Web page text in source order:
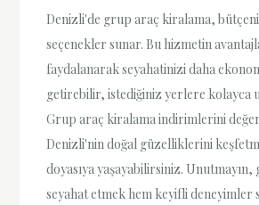
Denizli'de grup araç kiralama,
seçenekler sunar. Bu hizmetin
faydalanarak seyahatinizi daha
getirebilir, istediğiniz yerlere kolayca
Grup araç kiralama indirimlerini
Denizli'nin doğal güzelliklerini
doyasıya yaşayabilirsiniz.
seyahat etmek hem keyifli deneyimler